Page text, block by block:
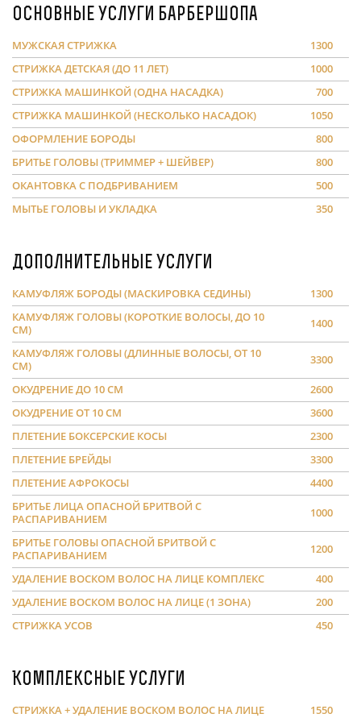
Основные услуги барбершопа
МУЖСКАЯ СТРИЖКА
1300
СТРИЖКА ДЕТСКАЯ (ДО 11 ЛЕТ)
1000
СТРИЖКА МАШИНКОЙ (ОДНА НАСАДКА)
700
СТРИЖКА МАШИНКОЙ (НЕСКОЛЬКО НАСАДОК)
1050
ОФОРМЛЕНИЕ БОРОДЫ
800
БРИТЬЕ ГОЛОВЫ (ТРИММЕР + ШЕЙВЕР)
800
ОКАНТОВКА С ПОДБРИВАНИЕМ
500
МЫТЬЕ ГОЛОВЫ И УКЛАДКА
350
Дополнительные услуги
КАМУФЛЯЖ БОРОДЫ (МАСКИРОВКА СЕДИНЫ)
1300
КАМУФЛЯЖ ГОЛОВЫ (КОРОТКИЕ ВОЛОСЫ, ДО 10
СМ)
1400
КАМУФЛЯЖ ГОЛОВЫ (ДЛИННЫЕ ВОЛОСЫ, ОТ 10
СМ)
3300
ОКУДРЕНИЕ ДО 10 СМ
2600
ОКУДРЕНИЕ ОТ 10 СМ
3600
ПЛЕТЕНИЕ БОКСЕРСКИЕ КОСЫ
2300
ПЛЕТЕНИЕ БРЕЙДЫ
3300
ПЛЕТЕНИЕ АФРОКОСЫ
4400
БРИТЬЕ ЛИЦА ОПАСНОЙ БРИТВОЙ С
РАСПАРИВАНИЕМ
1000
БРИТЬЕ ГОЛОВЫ ОПАСНОЙ БРИТВОЙ С
РАСПАРИВАНИЕМ
1200
УДАЛЕНИЕ ВОСКОМ ВОЛОС НА ЛИЦЕ КОМПЛЕКС
400
УДАЛЕНИЕ ВОСКОМ ВОЛОС НА ЛИЦЕ (1 ЗОНА)
200
СТРИЖКА УСОВ
450
Комплексные услуги
СТРИЖКА + УДАЛЕНИЕ ВОСКОМ ВОЛОС НА ЛИЦЕ 1550